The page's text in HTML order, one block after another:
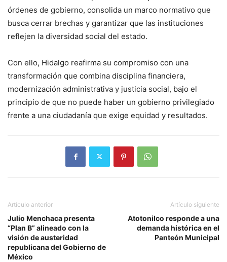
órdenes de gobierno, consolida un marco normativo que
busca cerrar brechas y garantizar que las instituciones
reflejen la diversidad social del estado.
Con ello, Hidalgo reafirma su compromiso con una
transformación que combina disciplina financiera,
modernización administrativa y justicia social, bajo el
principio de que no puede haber un gobierno privilegiado
frente a una ciudadanía que exige equidad y resultados.
Artículo anterior
Julio Menchaca presenta
“Plan B” alineado con la
visión de austeridad
republicana del Gobierno de
México
Artículo siguiente
Atotonilco responde a una
demanda histórica en el
Panteón Municipal